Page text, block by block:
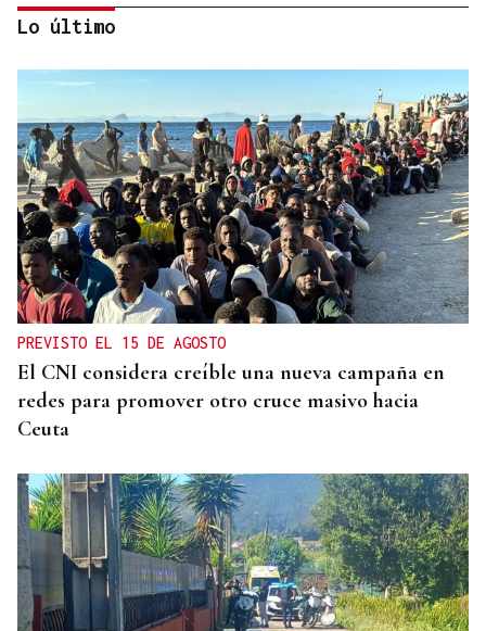
ANULADA A GAVILANES
Nuevo varapalo a Jácome: tumban la adjudicación
del autobús urbano de Ourense
Lo último
PREVISTO EL 15 DE AGOSTO
El CNI considera creíble una nueva campaña en
redes para promover otro cruce masivo hacia
Ceuta